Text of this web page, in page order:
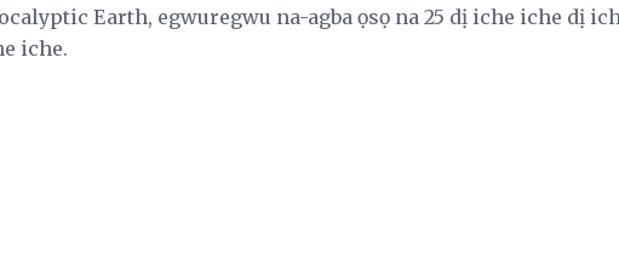
Earth, egwuregwu na-agba ọsọ na 25 dị iche iche dị
iche.